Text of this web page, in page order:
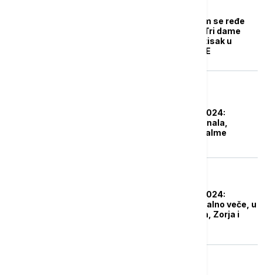
Ruke u testu, put kojim se ređe
ide i uticaj Van Goga: Tri dame
ostavile najsnažniji utisak u
drugom polufinalu PZE
Pesma za Evroviziju 2024:
Poznati svi učesnici finala,
Konstrakta u igri za Malme
Pesma za Evroviziju 2024:
Završeno prvo polufinalno veče, u
finale prošli Breskvica, Zorja i